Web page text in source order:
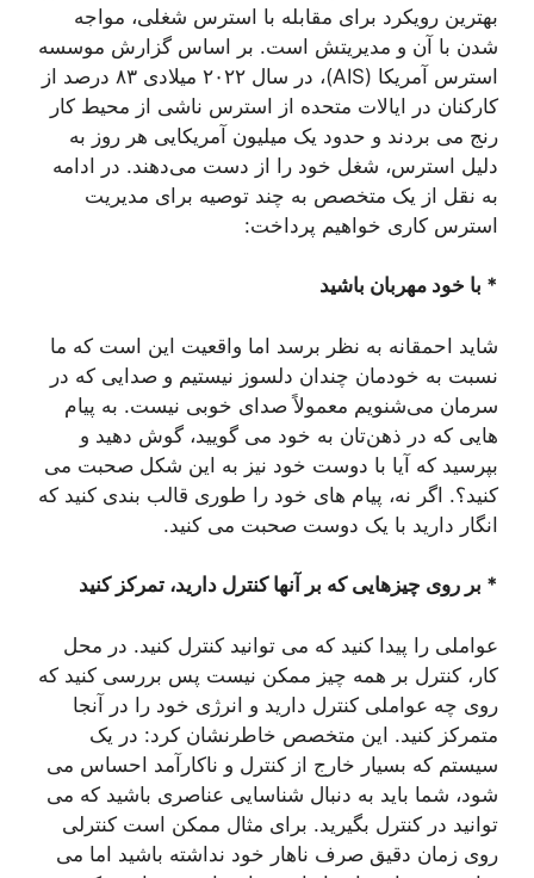
بهترین رویکرد برای مقابله با استرس شغلی، مواجه
شدن با آن و مدیریتش است. بر اساس گزارش موسسه
استرس آمریکا (AIS)، در سال ۲۰۲۲ میلادی ۸۳ درصد از
کارکنان در ایالات متحده از استرس ناشی از محیط کار
رنج می بردند و حدود یک میلیون آمریکایی هر روز به
دلیل استرس، شغل خود را از دست می‌دهند. در ادامه
به نقل از یک متخصص به چند توصیه برای مدیریت
استرس کاری خواهیم پرداخت:
* با خود مهربان باشید
شاید احمقانه به نظر برسد اما واقعیت این است که ما
نسبت به خودمان چندان دلسوز نیستیم و صدایی که در
سرمان می‌شنویم معمولاً صدای خوبی نیست. به پیام
هایی که در ذهن‌تان به خود می گویید، گوش دهید و
بپرسید که آیا با دوست خود نیز به این شکل صحبت می
کنید؟. اگر نه، پیام های خود را طوری قالب بندی کنید که
انگار دارید با یک دوست صحبت می کنید.
* بر روی چیزهایی که بر آنها کنترل دارید، تمرکز کنید
عواملی را پیدا کنید که می توانید کنترل کنید. در محل
کار، کنترل بر همه چیز ممکن نیست پس بررسی کنید که
روی چه عواملی کنترل دارید و انرژی خود را در آنجا
متمرکز کنید. این متخصص خاطرنشان کرد: در یک
سیستم که بسیار خارج از کنترل و ناکارآمد احساس می
شود، شما باید به دنبال شناسایی عناصری باشید که می
توانید در کنترل بگیرید. برای مثال ممکن است کنترلی
روی زمان دقیق صرف ناهار خود نداشته باشید اما می